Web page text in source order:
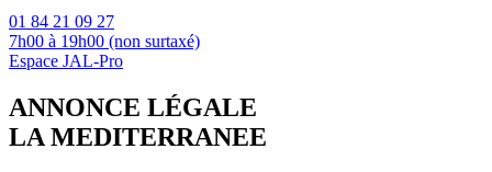
01 84 21 09 27
7h00 à 19h00 (non surtaxé)
Espace JAL-Pro
ANNONCE LÉGALE
LA MEDITERRANEE